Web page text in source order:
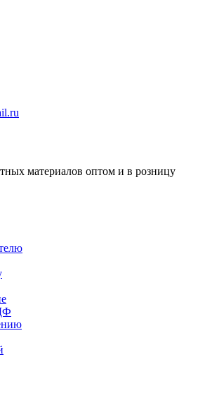
материалов оптом и в розницу